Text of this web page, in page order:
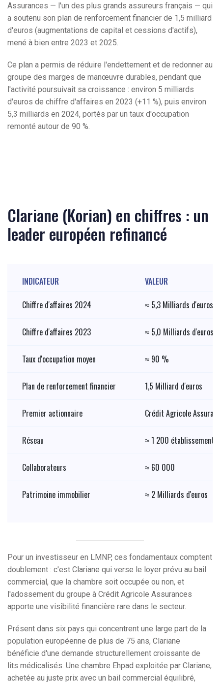
Assurances — l'un des plus grands assureurs français — qui
a soutenu son plan de renforcement financier de 1,5 milliard
d'euros (augmentations de capital et cessions d'actifs),
mené à bien entre 2023 et 2025.
Ce plan a permis de réduire l'endettement et de redonner au
groupe des marges de manœuvre durables, pendant que
l'activité poursuivait sa croissance : environ 5 milliards
d'euros de chiffre d'affaires en 2023 (+11 %), puis environ
5,3 milliards en 2024, portés par un taux d'occupation
remonté autour de 90 %.
Clariane (Korian) en chiffres : un
leader européen refinancé
INDICATEUR
VALEUR
Chiffre d'affaires 2024
≈ 5,3 Milliards d'euros
Chiffre d'affaires 2023 ≈ 5,0 Milliards d'euros
Taux d'occupation moyen ≈ 90 %
Plan de renforcement financier 1,5 Milliard d'euros
Premier actionnaire Crédit Agricole
Réseau ≈ 1 200
Collaborateurs ≈ 60 000
Patrimoine immobilier ≈ 2 Milliards d'euros
Pour un investisseur en LMNP, ces fondamentaux comptent
doublement : c'est Clariane qui verse le loyer prévu au bail
commercial, que la chambre soit occupée ou non, et
l'adossement du groupe à Crédit Agricole Assurances
apporte une visibilité financière rare dans le secteur.
Présent dans six pays qui concentrent une large part de la
population européenne de plus de 75 ans, Clariane
bénéficie d'une demande structurellement croissante de
lits médicalisés. Une chambre Ehpad exploitée par Clariane,
achetée au juste prix avec un bail commercial équilibré,